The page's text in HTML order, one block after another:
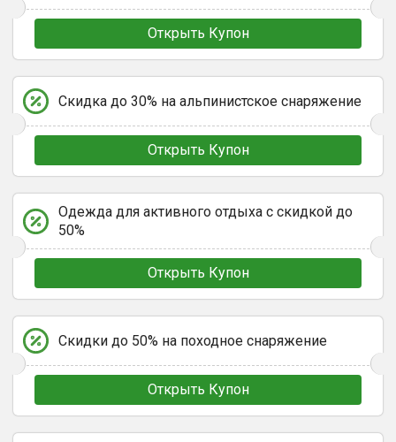
Открыть Купон
Скидка до 30% на альпинистское снаряжение
Открыть Купон
Одежда для активного отдыха с скидкой до
50%
Открыть Купон
Скидки до 50% на походное снаряжение
Открыть Купон